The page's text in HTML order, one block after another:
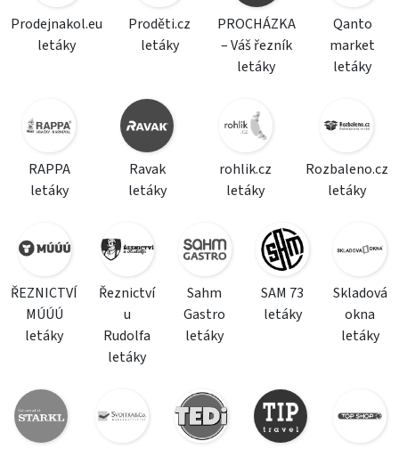
Prodejnakol.eu
letáky
Proděti.cz
letáky
PROCHÁZKA
– Váš řezník
letáky
Qanto
market
letáky
RAPPA
letáky
Ravak
letáky
rohlik.cz
letáky
Rozbaleno.cz
letáky
ŘEZNICTVÍ
MÚÚÚ
letáky
Řeznictví
u
Rudolfa
letáky
Sahm
Gastro
letáky
SAM 73
letáky
Skladová
okna
letáky